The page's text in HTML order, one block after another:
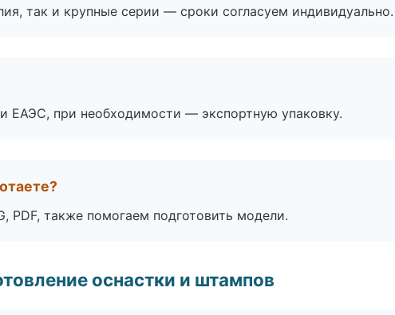
так и крупные серии — сроки согласуем индивидуально.
ЕАЭС, при необходимости — экспортную упаковку.
PDF, также помогаем подготовить модели.
оснастки и штампов